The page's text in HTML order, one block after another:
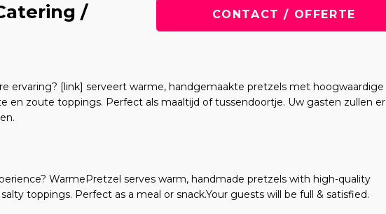
/
CONTACT / OFFERTE
ervaring? [link] serveert warme, handgemaakte pretzels met hoogwaardige
en zoute toppings. Perfect als maaltijd of tussendoortje. Uw gasten zullen er
WarmePretzel serves warm, handmade pretzels with high-quality
toppings. Perfect as a meal or snack.Your guests will be full & satisfied.